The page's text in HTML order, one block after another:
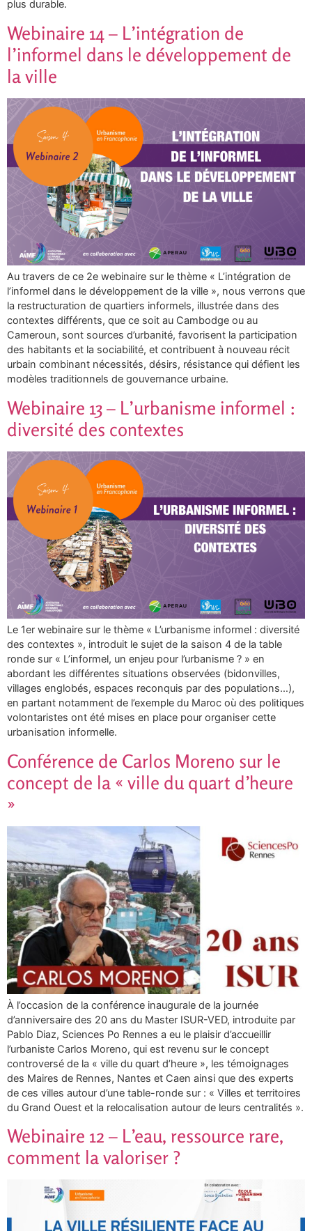
plus durable.
Webinaire 14 – L’intégration de
l’informel dans le développement de
la ville
Au travers de ce 2e webinaire sur le thème « L’intégration de
l’informel dans le développement de la ville », nous verrons que
la restructuration de quartiers informels, illustrée dans des
contextes différents, que ce soit au Cambodge ou au
Cameroun, sont sources d’urbanité, favorisent la participation
des habitants et la sociabilité, et contribuent à nouveau récit
urbain combinant nécessités, désirs, résistance qui défient les
modèles traditionnels de gouvernance urbaine.
Webinaire 13 – L’urbanisme informel :
diversité des contextes
Le 1er webinaire sur le thème « L’urbanisme informel : diversité
des contextes », introduit le sujet de la saison 4 de la table
ronde sur « L’informel, un enjeu pour l’urbanisme ? » en
abordant les différentes situations observées (bidonvilles,
villages englobés, espaces reconquis par des populations…),
en partant notamment de l’exemple du Maroc où des politiques
volontaristes ont été mises en place pour organiser cette
urbanisation informelle.
Conférence de Carlos Moreno sur le
concept de la « ville du quart d’heure
»
À l’occasion de la conférence inaugurale de la journée
d’anniversaire des 20 ans du Master ISUR-VED, introduite par
Pablo Diaz, Sciences Po Rennes a eu le plaisir d’accueillir
l’urbaniste Carlos Moreno, qui est revenu sur le concept
controversé de la « ville du quart d’heure », les témoignages
des Maires de Rennes, Nantes et Caen ainsi que des experts
de ces villes autour d’une table-ronde sur : « Villes et territoires
du Grand Ouest et la relocalisation autour de leurs centralités ».
Webinaire 12 – L’eau, ressource rare,
comment la valoriser ?